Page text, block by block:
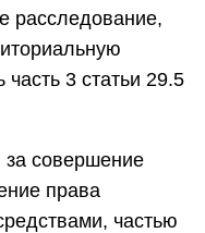
расследование,
часть 3 статьи 29.5
совершение
права
частью